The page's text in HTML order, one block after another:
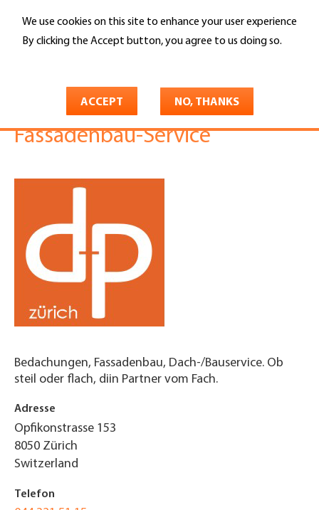
We use cookies on this site to enhance your user experience
By clicking the Accept button, you agree to us doing so.
ACCEPT NO, THANKS
main
Search
DachPartner AG Dachdecker-
Fassadenbau-Service
Bedachungen, Fassadenbau, Dach-/Bauservice. Ob
steil oder flach, diin Partner vom Fach.
Adresse
Opfikonstrasse 153
8050 Zürich
Switzerland
Telefon